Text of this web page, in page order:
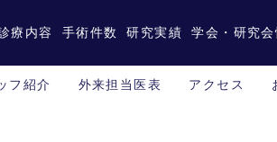
療内容 手術件数 研究実績 学会・研究会
フ紹介 外来担当医表 アクセス